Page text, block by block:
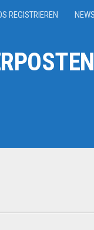
REGISTRIEREN